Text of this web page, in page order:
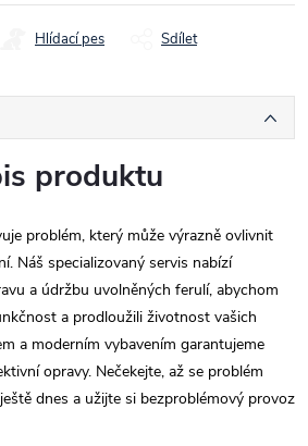
Hlídací pes Sdílet
produktu
problém, který může výrazně ovlivnit
Náš specializovaný servis nabízí
a údržbu uvolněných ferulí, abychom
a prodloužili životnost vašich
a moderním vybavením garantujeme
opravy. Nečekejte, až se problém
dnes a užijte si bezproblémový provoz